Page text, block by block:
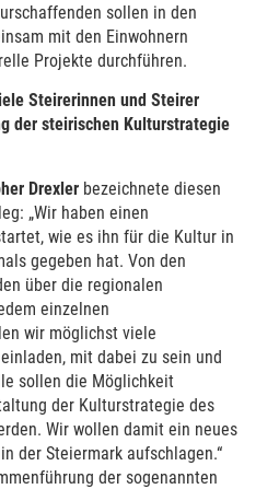
sollen in den
mit den Einwohnern
Projekte durchführen.
Steirerinnen und Steirer
der steirischen Kulturstrategie
Drexlerbezeichnete diesen
„Wir haben einen
wie es ihn für die Kultur in
gegeben hat. Von den
über die regionalen
einzelnen
wir möglichst viele
mit dabei zu sein und
sollen die Möglichkeit
der Kulturstrategie des
Wir wollen damit ein neues
der Steiermark aufschlagen.“
der sogenannten